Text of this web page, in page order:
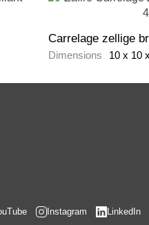
Carrelage zellige
Dimensions 10 x 10 x
Instagram LinkedIn